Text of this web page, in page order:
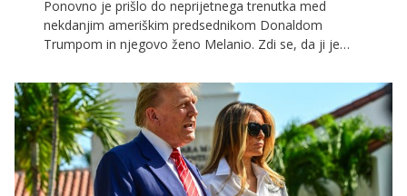
Ponovno je prišlo do neprijetnega trenutka med
nekdanjim ameriškim predsednikom Donaldom
Trumpom in njegovo ženo Melanio. Zdi se, da ji je
odzvala zelo počasi.